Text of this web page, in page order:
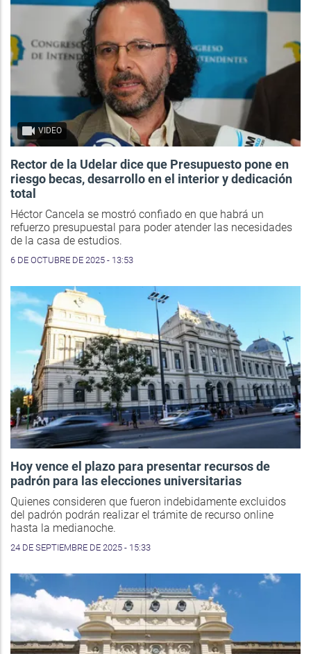
VIDEO
Rector de la Udelar dice que Presupuesto pone en
riesgo becas, desarrollo en el interior y dedicación
total
Héctor Cancela se mostró confiado en que habrá un
refuerzo presupuestal para poder atender las necesidades
de la casa de estudios.
6 DE OCTUBRE DE 2025 - 13:53
Hoy vence el plazo para presentar recursos de
padrón para las elecciones universitarias
Quienes consideren que fueron indebidamente excluidos
del padrón podrán realizar el trámite de recurso online
hasta la medianoche.
24 DE SEPTIEMBRE DE 2025 - 15:33